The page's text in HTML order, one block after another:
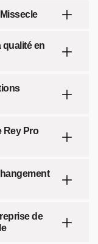
qualité en
Rey Pro
de